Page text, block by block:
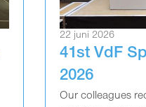
22 juni 2026
41st VdF
2026
Our colleagues